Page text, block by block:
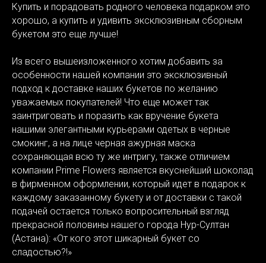
Купить и порадовать родного человека подарком это
хорошо, а купить и удивить эксклюзивным сборным
букетом это еще лучше!
Из всего вышеизложенного хотим добавить за
особенности нашей компании это эксклюзивный
подход к доставке наших букетов по желанию
уважаемых покупателей! Что еще может так
заинтриговать и поразить как вручение букета
нашими элегантными курьерами одетых в черные
смокинг, а на лице черная ажурная маска
сохраняющая всю ту же интригу, также отличием
компании Prime Flowers является вкуснейший шоколад
в фирменном оформлении, который идет в подарок к
каждому заказанному букету и от доставки с такой
подачей остается только вопросительный взгляд
прекрасной половины нашего города Нур-Султан
(Астана): «От кого этот шикарный букет со
сладостью?!»